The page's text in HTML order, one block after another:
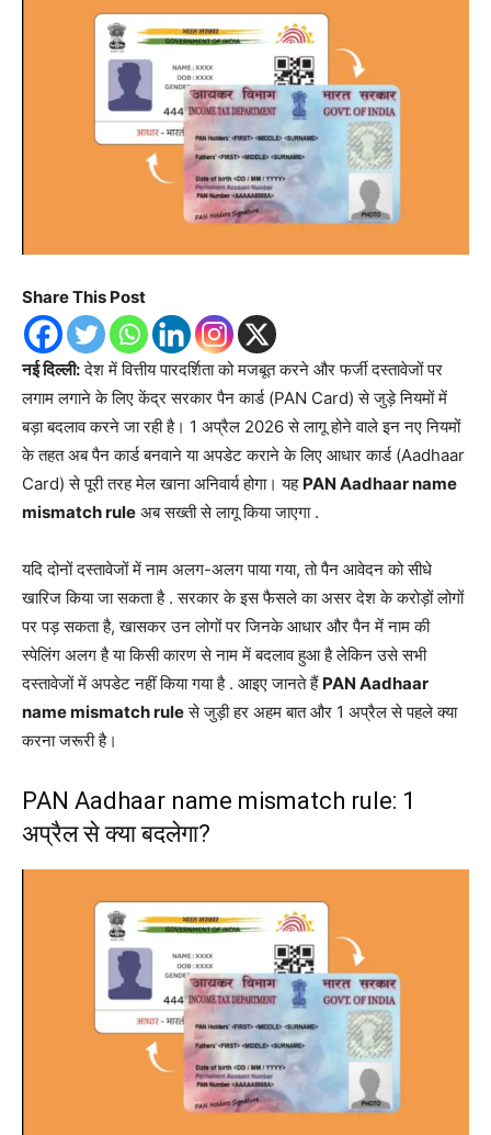
Share This Post
नई दिल्ली:देश में वित्तीय पारदर्शिता को मजबूत करने और फर्जी दस्तावेजों पर
लगाम लगाने के लिए केंद्र सरकार पैन कार्ड (PAN Card) से जुड़े नियमों में
बड़ा बदलाव करने जा रही है। 1 अप्रैल 2026 से लागू होने वाले इन नए नियमों
के तहत अब पैन कार्ड बनवाने या अपडेट कराने के लिए आधार कार्ड (Aadhaar
Card) से पूरी तरह मेल खाना अनिवार्य होगा। यह PAN Aadhaar name
mismatch rule अब सख्ती से लागू किया जाएगा .
यदि दोनों दस्तावेजों में नाम अलग-अलग पाया गया, तो पैन आवेदन को सीधे
खारिज किया जा सकता है . सरकार के इस फैसले का असर देश के करोड़ों लोगों
पर पड़ सकता है, खासकर उन लोगों पर जिनके आधार और पैन में नाम की
स्पेलिंग अलग है या किसी कारण से नाम में बदलाव हुआ है लेकिन उसे सभी
दस्तावेजों में अपडेट नहीं किया गया है . आइए जानते हैं PAN Aadhaar
name mismatch ruleसे जुड़ी हर अहम बात और 1 अप्रैल से पहले क्या
करना जरूरी है।
PAN Aadhaar name mismatch rule: 1
अप्रैल से क्या बदलेगा?